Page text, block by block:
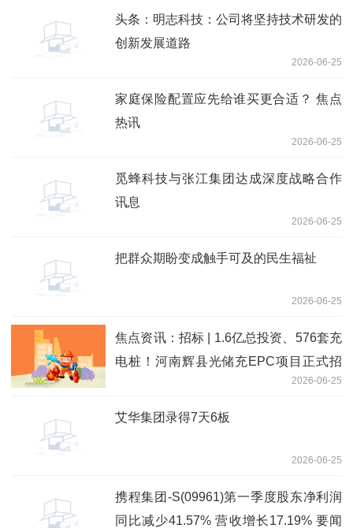
头条：明志科技：公司将坚持技术研发的
创新发展道路
2026-06-25
家庭保险配置应先给谁买更合适？ 焦点
热讯
2026-06-25
觅蜂科技与张江集团达成深度战略合作
讯息
2026-06-25
把群众期盼变成触手可及的民生福祉
2026-06-25
焦点资讯：招标 | 1.6亿总投资、576套充
电桩！河南辉县光储充EPC项目正式招
2026-06-25
艾华集团录得7天6板
2026-06-25
携程集团-S(09961)第一季度股东净利润
同比减少41.57% 营收增长17.19% 要闻